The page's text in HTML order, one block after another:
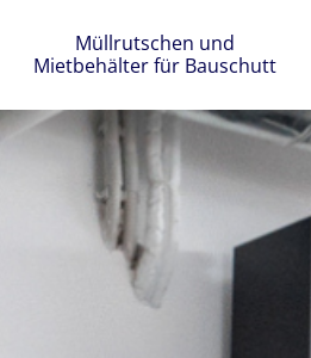
Müllrutschen und
Mietbehälter für Bauschutt